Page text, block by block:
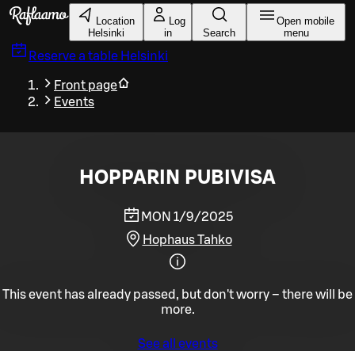
Skip to main content
Location
Helsinki
Log
in
Search
Open mobile
menu
Reserve a table Helsinki
Front page
Events
HOPPARIN PUBIVISA
MON 1/9/2025
Hophaus Tahko
This event has already passed, but don't worry – there will be
more.
See all events